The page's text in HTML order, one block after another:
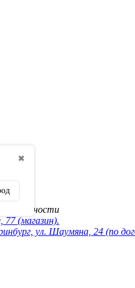
✖
77 (магазин).
ул. Шаумяна, 24 (по